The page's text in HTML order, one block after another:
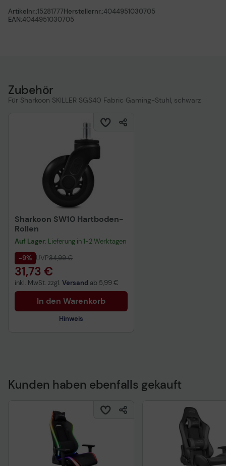
Artikelnr.:15281777Herstellernr.:4044951030705
EAN:4044951030705
Zubehör
Für Sharkoon SKILLER SGS40 Fabric Gaming-Stuhl, schwarz
Sharkoon SW10 Hartboden-
Rollen
Auf Lager: Lieferung in 1-2 Werktagen
-9% UVP34,99 €
31,73 €
inkl. MwSt. zzgl. Versand ab 5,99 €
In den Warenkorb
Hinweis
Kunden haben ebenfalls gekauft